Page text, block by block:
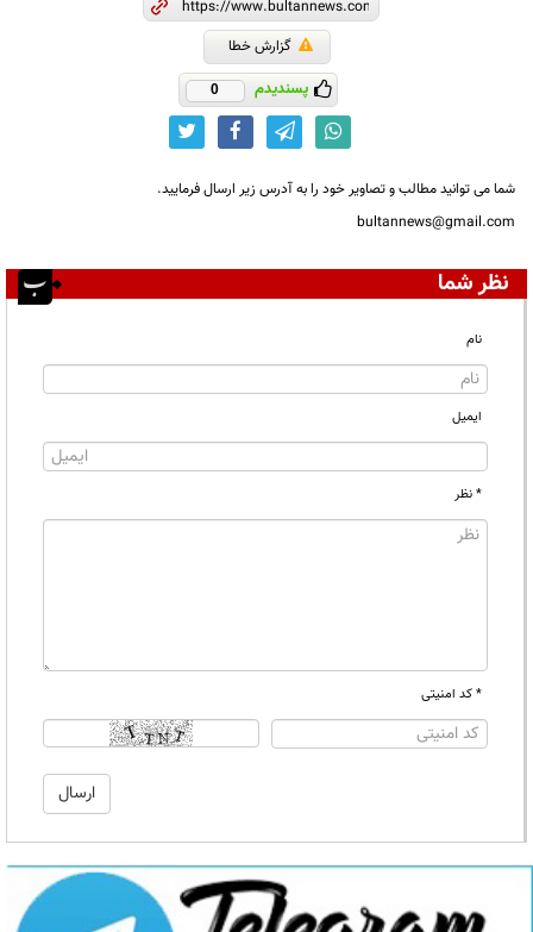
گزارش خطا
پسندیدم 0
شما می توانید مطالب و تصاویر خود را به آدرس زیر ارسال فرمایید.
bultannews@gmail.com
نظر شما
نام
ایمیل
* نظر
* کد امنیتی